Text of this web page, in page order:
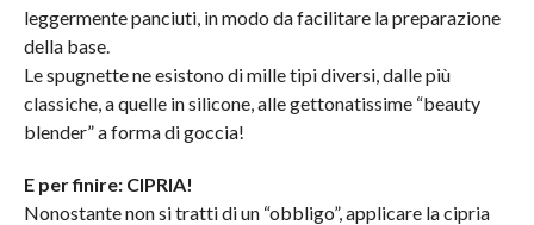
leggermente panciuti, in modo da facilitare la preparazione
della base.
Le spugnette ne esistono di mille tipi diversi, dalle più
classiche, a quelle in silicone, alle gettonatissime “beauty
blender” a forma di goccia!
E per finire: CIPRIA!
Nonostante non si tratti di un “obbligo”, applicare la cipria